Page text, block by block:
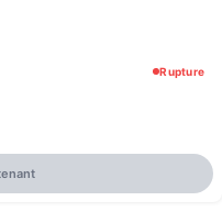
Rupture